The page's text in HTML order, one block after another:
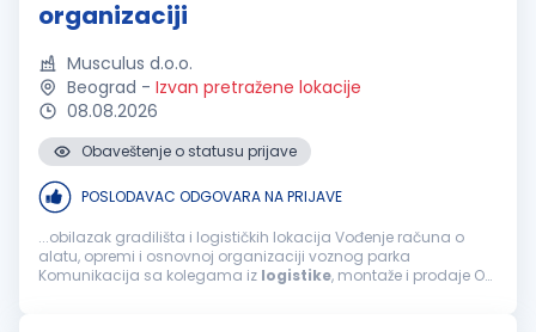
organizaciji
Musculus d.o.o.
Beograd - Izvan pretražene lokacije
08.08.2026
Obaveštenje o statusu prijave
POSLODAVAC ODGOVARA NA PRIJAVE
...obilazak gradilišta i logističkih lokacija Vođenje računa o
alatu, opremi i osnovnoj organizaciji voznog parka
Komunikacija sa kolegama iz logistike, montaže i prodaje Od